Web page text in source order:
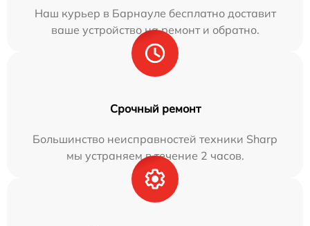
Наш курьер в Барнауле бесплатно доставит
ваше устройство на ремонт и обратно.
Срочный ремонт
Большинство неисправностей техники Sharp
мы устраняем в течение 2 часов.